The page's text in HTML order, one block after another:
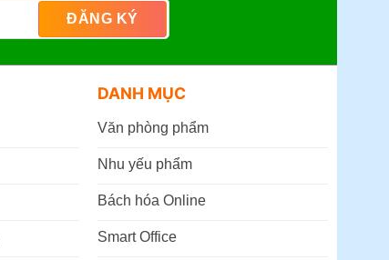
DANH MỤC
Văn phòng phẩm
Nhu yếu phẩm
Bách hóa Online
Smart Office